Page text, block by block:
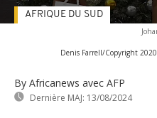
Denis Farrell/Copyright 2020
By Africanews avec AFP
Dernière MAJ: 13/08/2024
AFRIQUE DU SUD